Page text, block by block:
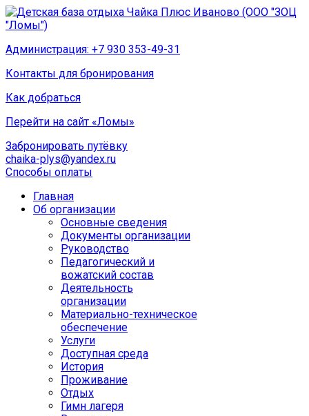
Администрация: +7 930 353-49-31
Контакты для бронирования
Как добраться
Перейти на сайт «Ломы»
Забронировать путёвку
chaika-plys@yandex.ru
Способы оплаты
Главная
Об организации
Основные сведения
Документы организации
Руководство
Педагогический и
вожатский состав
Деятельность
организации
Материально-техническое
обеспечение
Услуги
Доступная среда
История
Проживание
Отдых
Гимн лагеря